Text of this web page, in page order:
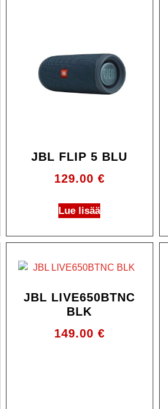
JBL FLIP 5 BLU
129.00 €
Lue lisää
JBL LIVE650BTNC
BLK
149.00 €